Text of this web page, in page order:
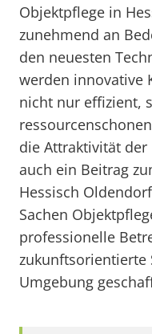
Objektpflege in
zunehmend an
den neuesten
werden innovative
nicht nur effizient,
die Attraktivität der
auch ein Beitrag
Hessisch
Sachen
professionelle
zukunftsorientierte
Umgebung